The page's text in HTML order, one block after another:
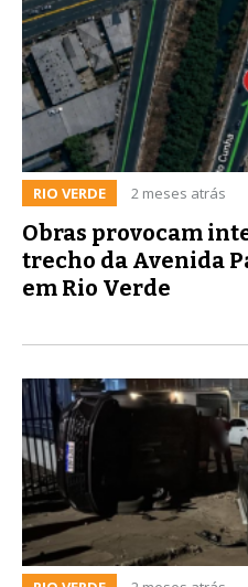
RIO VERDE 2 meses atrás
Obras provocam
trecho da Avenida
em Rio Verde